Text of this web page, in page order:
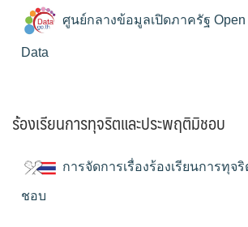
ศูนย์กลางข้อมูลเปิดภาครัฐ Open
Data
ร้องเรียนการทุจริตและประพฤติมิชอบ
การจัดการเรื่องร้องเรียนการทุจ
ชอบ